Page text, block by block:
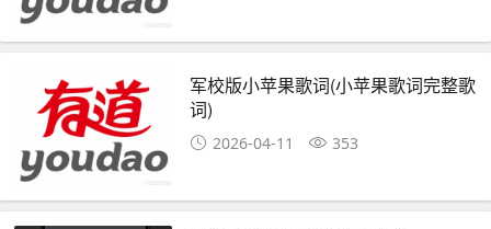
军校版小苹果歌词(小苹果歌词完整歌
词)
2026-04-11 353